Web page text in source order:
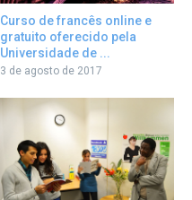
Curso de francês online e
gratuito oferecido pela
Universidade de ...
3 de agosto de 2017